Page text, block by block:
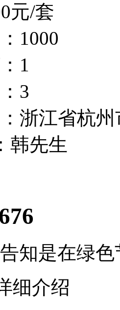
元/套
1000
1
3
浙江省杭州
韩先生
知是在绿
细介绍